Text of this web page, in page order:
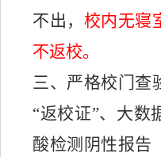
不出， 校内无寝
不返校。
三、严格校门查
“返校证”、大数
酸检测阴性报告